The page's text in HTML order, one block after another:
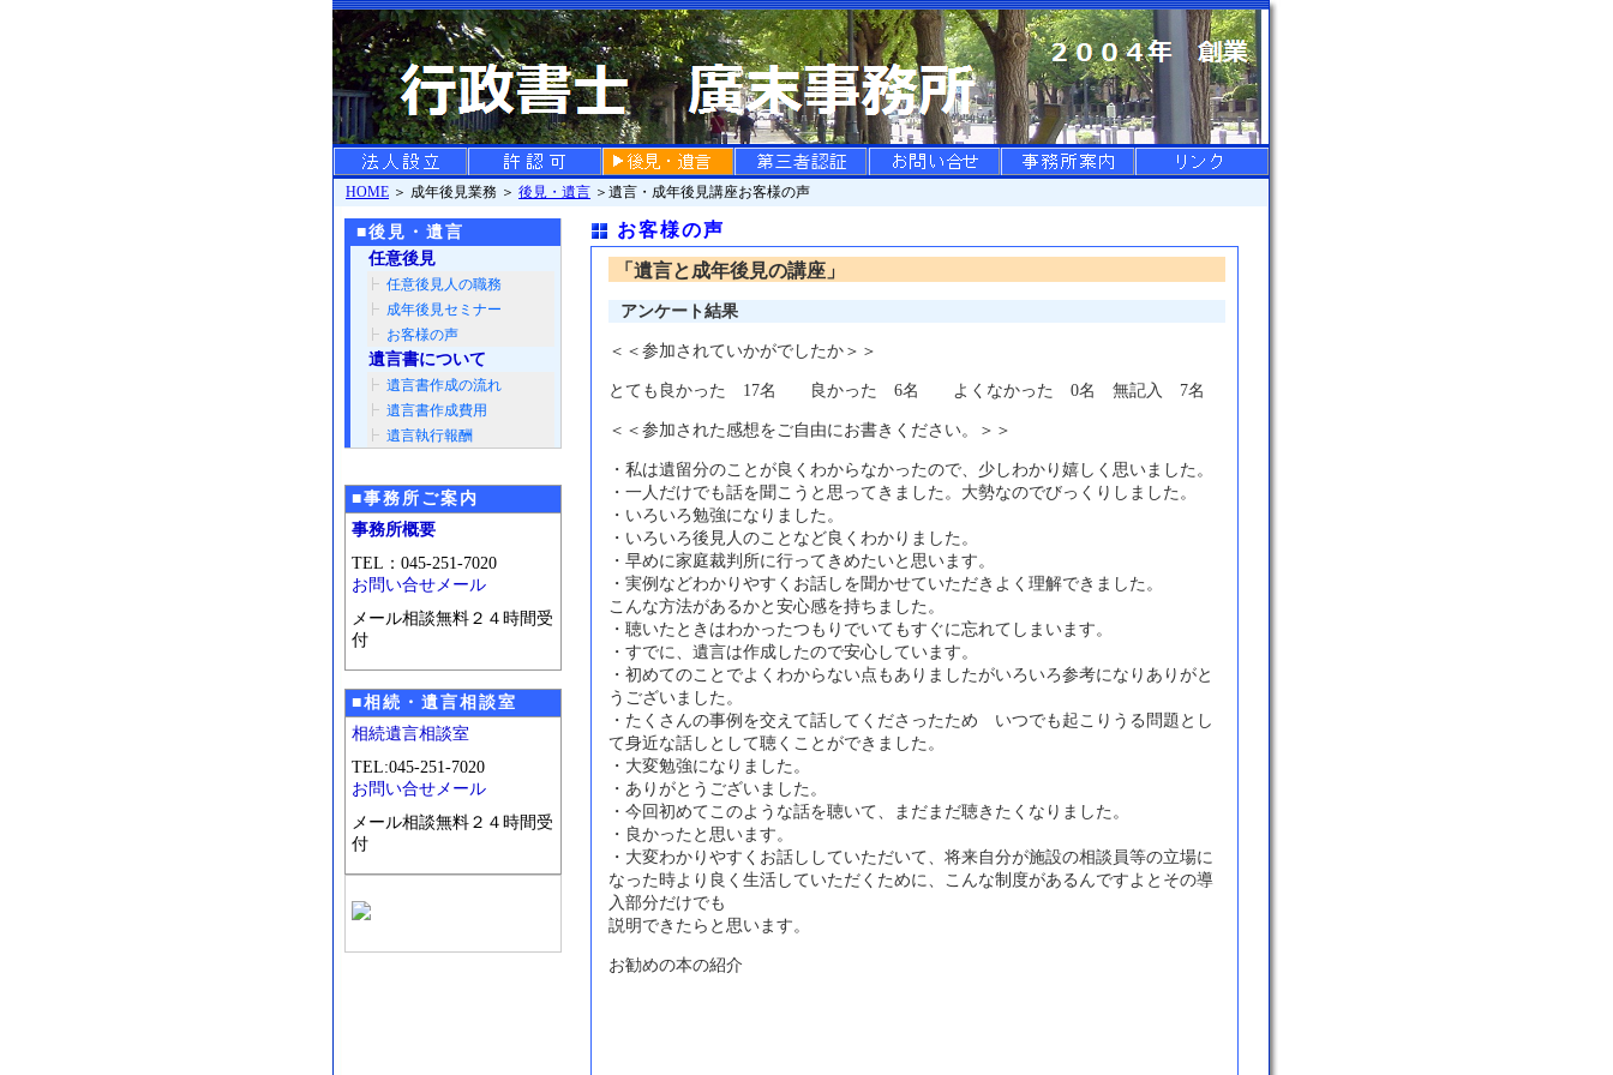
HOME ＞ 成年後見業務 ＞ 後見・遺言 ＞遺言・成年後見講座お客様の声
■後見・遺言
任意後見
任意後見人の職務
成年後見セミナー
お客様の声
遺言書について
遺言書作成の流れ
遺言書作成費用
遺言執行報酬
■事務所ご案内
事務所概要
TEL：045-251-7020
お問い合せメール
メール相談無料２４時間受
付
■相続・遺言相談室
相続遺言相談室
TEL:045-251-7020
お問い合せメール
メール相談無料２４時間受
付
お客様の声
「遺言と成年後見の講座」
アンケート結果
＜＜参加されていかがでしたか＞＞
とても良かった 17名 良かった 6名 よくなかった 0名 無記入 7名
＜＜参加された感想をご自由にお書きください。＞＞
・私は遺留分のことが良くわからなかったので、少しわかり嬉しく思いました。
・一人だけでも話を聞こうと思ってきました。大勢なのでびっくりしました。
・いろいろ勉強になりました。
・いろいろ後見人のことなど良くわかりました。
・早めに家庭裁判所に行ってきめたいと思います。
・実例などわかりやすくお話しを聞かせていただきよく理解できました。
こんな方法があるかと安心感を持ちました。
・聴いたときはわかったつもりでいてもすぐに忘れてしまいます。
・すでに、遺言は作成したので安心しています。
・初めてのことでよくわからない点もありましたがいろいろ参考になりありがと
うございました。
・たくさんの事例を交えて話してくださったため いつでも起こりうる問題とし
て身近な話しとして聴くことができました。
・大変勉強になりました。
・ありがとうございました。
・今回初めてこのような話を聴いて、まだまだ聴きたくなりました。
・良かったと思います。
・大変わかりやすくお話ししていただいて、将来自分が施設の相談員等の立場に
なった時より良く生活していただくために、こんな制度があるんですよとその導
入部分だけでも
説明できたらと思います。
お勧めの本の紹介